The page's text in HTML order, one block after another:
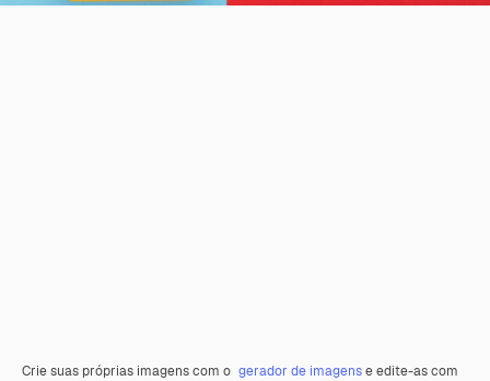
Crie suas próprias imagens com o gerador de imagense edite-as com